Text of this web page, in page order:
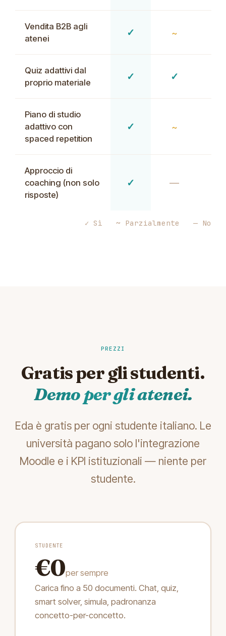
Vendita B2B agli
atenei
✓ ~
Quiz adattivi dal
proprio materiale
✓ ✓
Piano di studio
adattivo con
spaced repetition
✓ ~
Approccio di
coaching (non solo
risposte)
✓ —
✓ Sì ~ Parzialmente — No
PREZZI
Gratis per gli studenti.
Demo per gli atenei.
Eda è gratis per ogni studente italiano. Le
università pagano solo l'integrazione
Moodle e i KPI istituzionali — niente per
studente.
STUDENTE
€0per sempre
Carica fino a 50 documenti. Chat, quiz,
smart solver, simula, padronanza
concetto-per-concetto.